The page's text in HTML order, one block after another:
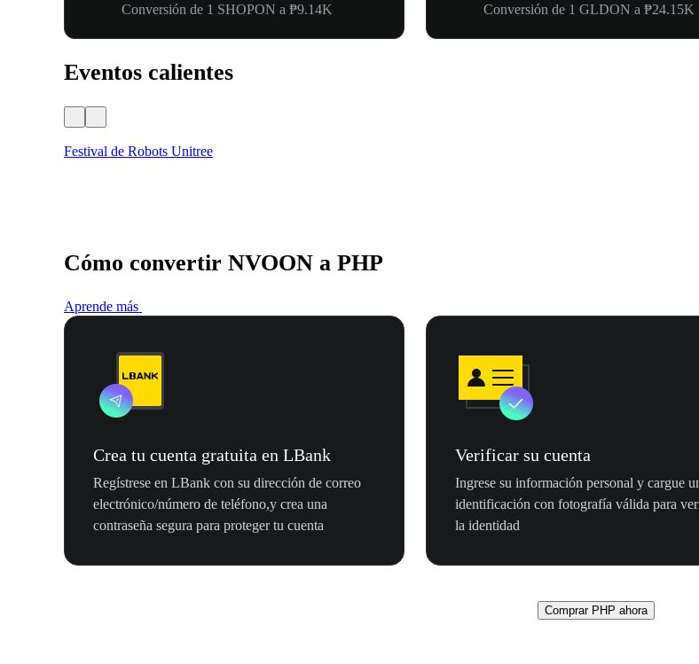
Conversión de 1 SHOPON a ₱9.14K Conversión de 1 GLDON a ₱24.15K
Eventos calientes
Festival de Robots Unitree
Cómo convertir NVOON a PHP
Aprende más
Crea tu cuenta gratuita en LBank
Regístrese en LBank con su dirección de correo
electrónico/número de teléfono,y crea una
contraseña segura para proteger tu cuenta
Verificar su cuenta
Ingrese su información personal y cargue
identificación con fotografía válida para
la identidad
Comprar PHP ahora